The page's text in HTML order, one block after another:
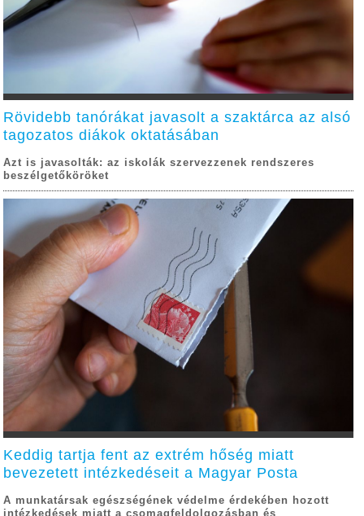
Rövidebb tanórákat javasolt a szaktárca az alsó
tagozatos diákok oktatásában
Azt is javasolták: az iskolák szervezzenek rendszeres
beszélgetőköröket
Keddig tartja fent az extrém hőség miatt
bevezetett intézkedéseit a Magyar Posta
A munkatársak egészségének védelme érdekében hozott
intézkedések miatt a csomagfeldolgozásban és